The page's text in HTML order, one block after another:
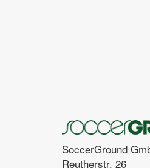
SoccerGround
Reutherstr. 26